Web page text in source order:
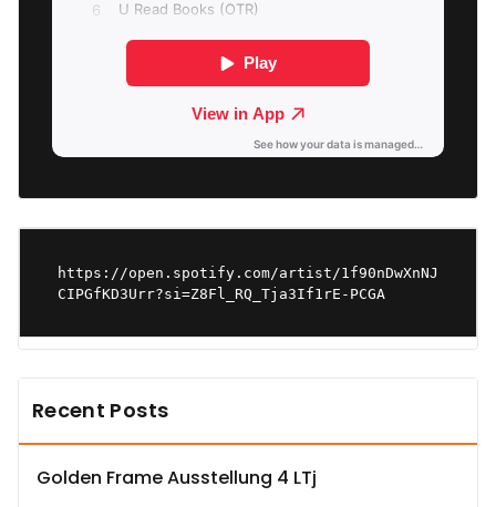
https://open.spotify.com/artist/1f90nDwXnNJ
CIPGfKD3Urr?si=Z8Fl_RQ_Tja3If1rE-PCGA
Recent Posts
Golden Frame Ausstellung 4 LTj